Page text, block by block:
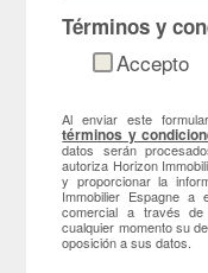
Términos y
Accepto
Al enviar este
términos y
datos serán
autoriza Horizon
y proporcionar la
Immobilier Espagne a
comercial a través
cualquier momento su
oposición a sus datos.